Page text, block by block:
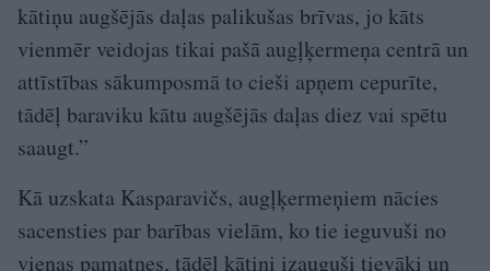
kātiņu augšējās daļas palikušas brīvas, jo kāts
vienmēr veidojas tikai pašā augļķermeņa centrā un
attīstības sākumposmā to cieši apņem cepurīte,
tādēļ baraviku kātu augšējās daļas diez vai spētu
saaugt.”
Kā uzskata Kasparavičs, augļķermeņiem nācies
sacensties par barības vielām, ko tie ieguvuši no
vienas pamatnes, tādēļ kātiņi izauguši tievāki un